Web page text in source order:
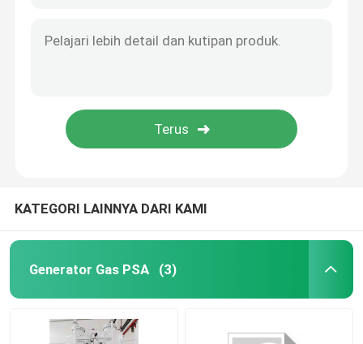
KATEGORI LAINNYA DARI KAMI
Generator Gas PSA (3)